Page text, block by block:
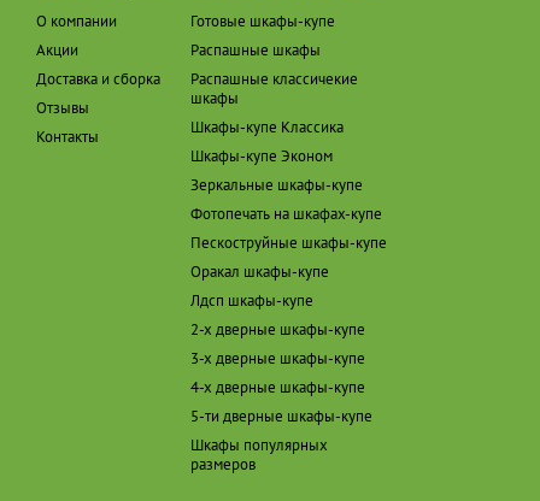
О компании
Акции
Доставка и сборка
Отзывы
Контакты
Готовые шкафы-купе
Распашные шкафы
Распашные классичекие
шкафы
Шкафы-купе Классика
Шкафы-купе Эконом
Зеркальные шкафы-купе
Фотопечать на шкафах-купе
Пескоструйные шкафы-купе
Оракал шкафы-купе
Лдсп шкафы-купе
2-х дверные шкафы-купе
3-х дверные шкафы-купе
4-х дверные шкафы-купе
5-ти дверные шкафы-купе
Шкафы популярных
размеров